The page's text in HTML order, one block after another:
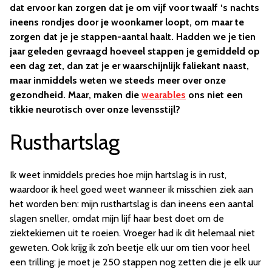
dat ervoor kan zorgen dat je om vijf voor twaalf ‘s nachts
ineens rondjes door je woonkamer loopt, om maar te
zorgen dat je je stappen-aantal haalt. Hadden we je tien
jaar geleden gevraagd hoeveel stappen je gemiddeld op
een dag zet, dan zat je er waarschijnlijk faliekant naast,
maar inmiddels weten we steeds meer over onze
gezondheid. Maar, maken die wearables ons niet een
tikkie neurotisch over onze levensstijl?
Rusthartslag
Ik weet inmiddels precies hoe mijn hartslag is in rust,
waardoor ik heel goed weet wanneer ik misschien ziek aan
het worden ben: mijn rusthartslag is dan ineens een aantal
slagen sneller, omdat mijn lijf haar best doet om de
ziektekiemen uit te roeien. Vroeger had ik dit helemaal niet
geweten. Ook krijg ik zo’n beetje elk uur om tien voor heel
een trilling: je moet je 250 stappen nog zetten die je elk uur